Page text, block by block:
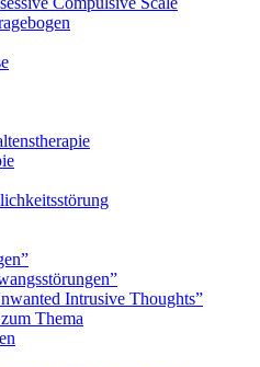
Intrusive Thoughts”
Thema